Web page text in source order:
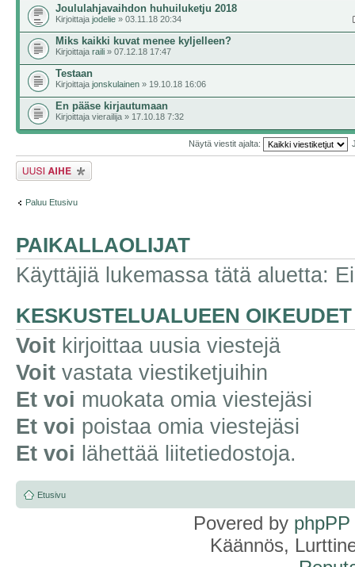
Joululahjavaihdon huhuiluketju 2018
Kirjoittaja jodelie » 03.11.18 20:34
Miks kaikki kuvat menee kyljelleen?
Kirjoittaja raili » 07.12.18 17:47
Testaan
Kirjoittaja jonskulainen » 19.10.18 16:06
En pääse kirjautumaan
Kirjoittaja vierailija » 17.10.18 7:32
Näytä viestit ajalta:
Lähetä uusi viesti
Paluu Etusivu
PAIKALLAOLIJAT
Käyttäjiä lukemassa tätä aluetta:
KESKUSTELUALUEEN OIKEUDET
Voit kirjoittaa uusia viestejä
Voit vastata viestiketjuihin
Et voi muokata omia viestejäsi
Et voi poistaa omia viestejäsi
Et voi lähettää liitetiedostoja.
Etusivu
Povered by phpPP
Käännös,